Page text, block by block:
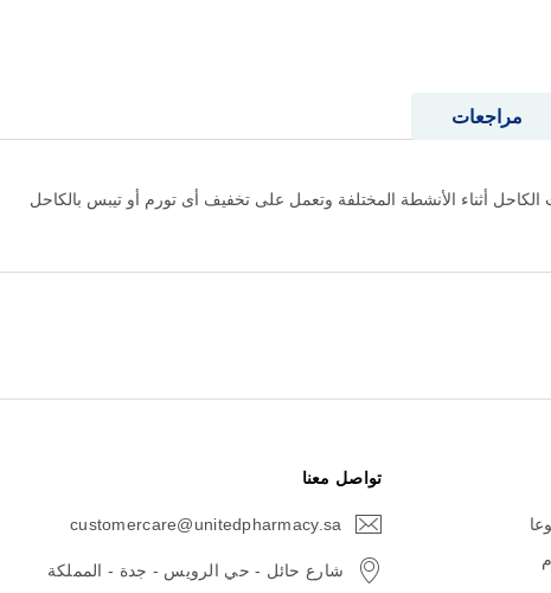
أثناء الأنشطة المختلفة وتعمل على تخفيف أى تورم أو تيبس بالكاحل
مراجعات
تواصل معنا
customercare@unitedpharmacy.sa
شارع حائل - حي الرويس - جدة - المملكة